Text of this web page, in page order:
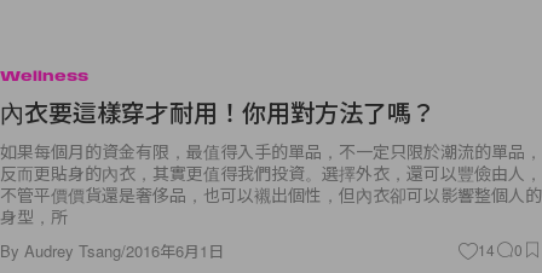
Wellness
內衣要這樣穿才耐用！你用對方法了嗎？
如果每個月的資金有限，最值得入手的單品，不一定只限於潮流的單品，
反而更貼身的內衣，其實更值得我們投資。選擇外衣，還可以豐儉由人，
不管平價價貨還是奢侈品，也可以襯出個性，但內衣卻可以影響整個人的
身型，所
By Audrey Tsang/2016年6月1日 14 0